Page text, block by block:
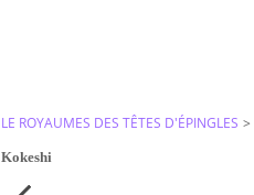
LE ROYAUMES DES TÊTES D'ÉPINGLES >
Kokeshi